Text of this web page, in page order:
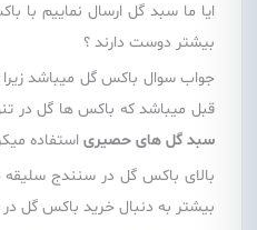
ایا ما سبد گل ارسال نماییم با
بیشتر دوست دارند ؟
قبل میباشد که باکس ها گل در
سبد گل های حصیری استفاده
بالای باکس گل در سنندج سلیقه
بیشتر به دنبال خرید باکس گل